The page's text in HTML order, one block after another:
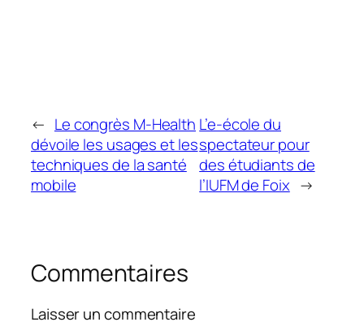
← Le congrès M-Health
dévoile les usages et les
techniques de la santé
mobile
L’e-école du
spectateur pour
des étudiants de
l’IUFM de Foix →
Commentaires
Laisser un commentaire